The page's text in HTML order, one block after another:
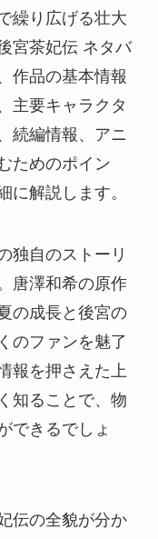
繰り広げる壮大
宮茶妃伝 ネタバ
作品の基本情報
主要キャラクタ
続編情報、アニ
ためのポイン
に解説します。
独自のストーリ
唐澤和希の原作
の成長と後宮の
のファンを魅了
報を押さえた上
知ることで、物
できるでしょ
伝の全貌が分か